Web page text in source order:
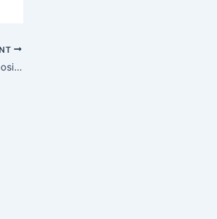
Comment l’argent écarte l’opposition des élections en Afrique